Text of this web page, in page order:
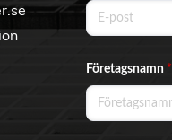
Företagsnamn *